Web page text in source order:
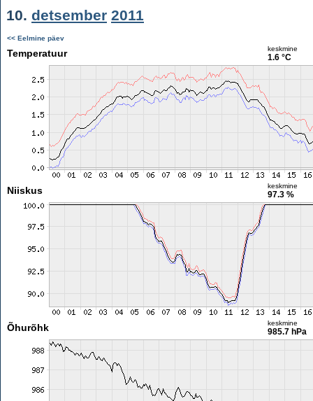
10. detsember 2011
<< Eelmine päev
Temperatuur keskmine
1.6 °C
Niiskus keskmine
97.3 %
Õhurõhk keskmine
985.7 hPa